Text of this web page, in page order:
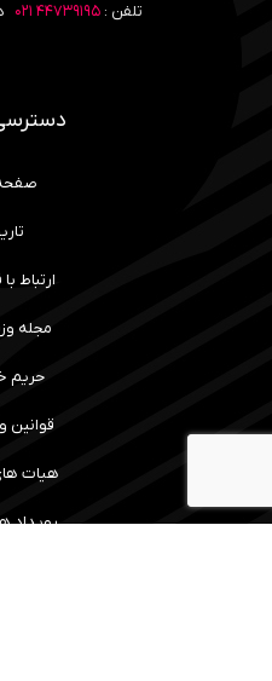
تلفن :۴۴۷۳۹۱۹۵ ۰۲۱
ارتباط
مجله
حریم
قوانین
هیات
رویداد